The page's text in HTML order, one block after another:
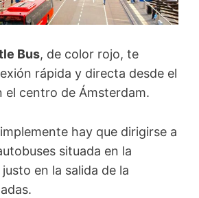
Bus, de color rojo, te
rápida y directa desde el
el centro de Ámsterdam.
hay que dirigirse a
situada en la
justo en la salida de la